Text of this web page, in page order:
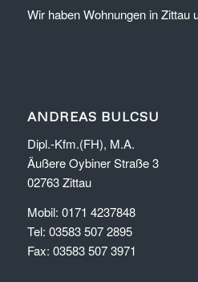
Wir haben Wohnungen in Zittau
ANDREAS BULCSU
Dipl.-Kfm.(FH), M.A.
Äußere Oybiner Straße 3
02763 Zittau
Mobil: 0171 4237848
Tel: 03583 507 2895
Fax: 03583 507 3971